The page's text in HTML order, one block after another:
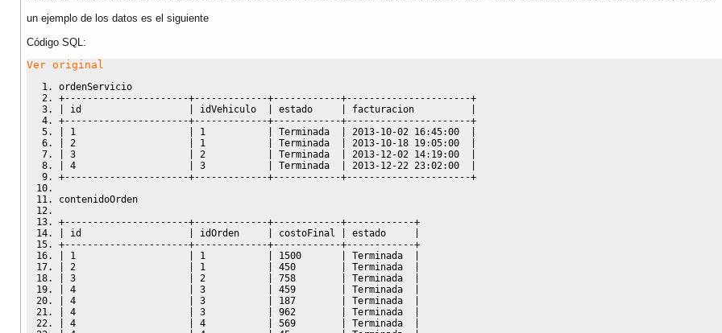
un ejemplo de los datos es el siguiente
Código SQL:
Ver original
ordenServicio
+----------------------+-------------+------------+----------------------+
id idVehiculo estado facturacion
+----------------------+-------------+------------+----------------------+
1 1 Terminada 2013-10-02 16:45:00
2 1 Terminada 2013-10-18 19:05:00
3 2 Terminada 2013-12-02 14: 19:00
4 3 Terminada 2013-12-22 23:02:00
+----------------------+-------------+------------+----------------------+
contenidoOrden
+----------------------+-------------+------------+------------+
id idOrden costoFinal estado
+----------------------+-------------+------------+------------+
1 1 1500 Terminada
2 1 450 Terminada
3 2 758 Terminada
4 3 459 Terminada
4 3 187 Terminada
4 3 962 Terminada
4 4 569 Terminada